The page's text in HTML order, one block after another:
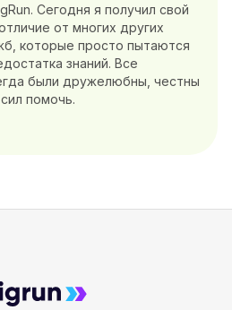
Сегодня я получил свой
от многих других
которые просто пытаются
знаний. Все
были дружелюбны, честны
помочь.